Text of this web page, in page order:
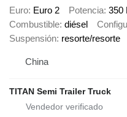
Euro Euro 2 Potencia 350
Combustible diésel
Suspensión resorte/resorte
China
TITAN Semi Trailer Truck